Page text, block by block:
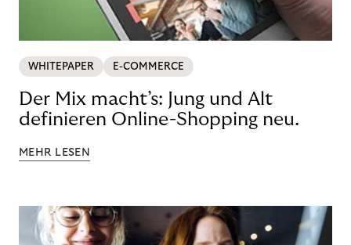
WHITEPAPER E-COMMERCE
Der Mix macht’s: Jung und Alt
definieren Online-Shopping neu.
MEHR LESEN